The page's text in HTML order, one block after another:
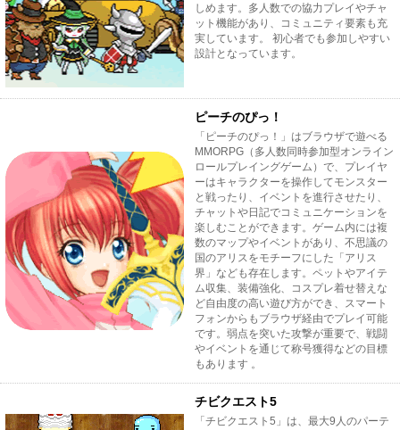
しめます。多人数での協力プレイやチャ
ット機能があり、コミュニティ要素も充
実しています。 初心者でも参加しやすい
設計となっています。
ピーチのぴっ！
「ピーチのぴっ！」はブラウザで遊べる
MMORPG（多人数同時参加型オンライン
ロールプレイングゲーム）で、プレイヤ
ーはキャラクターを操作してモンスター
と戦ったり、イベントを進行させたり、
チャットや日記でコミュニケーションを
楽しむことができます。ゲーム内には複
数のマップやイベントがあり、不思議の
国のアリスをモチーフにした「アリス
界」なども存在します。ペットやアイテ
ム収集、装備強化、コスプレ着せ替えな
ど自由度の高い遊び方ができ、スマート
フォンからもブラウザ経由でプレイ可能
です。弱点を突いた攻撃が重要で、戦闘
やイベントを通じて称号獲得などの目標
もあります 。
チビクエスト5
「チビクエスト5」は、最大9人のパーテ